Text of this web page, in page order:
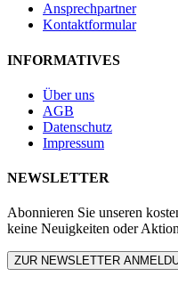
Ansprechpartner
Kontaktformular
INFORMATIVES
Über uns
AGB
Datenschutz
Impressum
NEWSLETTER
Abonnieren Sie unseren
keine Neuigkeiten oder
ZUR NEWSLETTER